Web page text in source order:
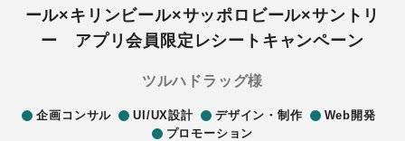
ール×キリンビール×サッポロビール×サントリ
ー アプリ会員限定レシートキャンペーン
ツルハドラッグ様
企画コンサル UI/UX設計 デザイン・制作
Web開発
プロモーション